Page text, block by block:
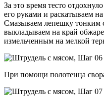
За это время тесто
его руками и раскатываем
Смазываем лепешку тонким
выкладываем на край
измельченным на мелкой
При помощи полотенца